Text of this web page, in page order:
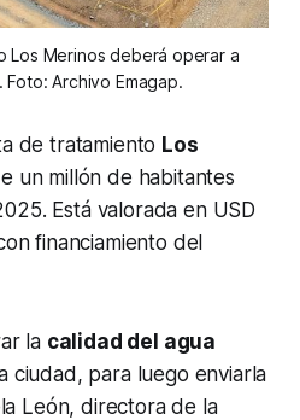
Los Merinos deberá operar a
Archivo Emagap.
de tratamiento Los
un millón de habitantes
Está valorada en USD
financiamiento del
la calidad del agua
ciudad, para luego enviarla
León, directora de la